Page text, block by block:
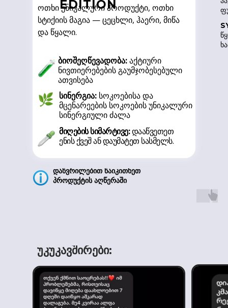
EDITION
ოთხი უნიკალური პროდუქტი, ოთხი
სტიქიის მაგია — ცეცხლი, ჰაერი, მიწა
და წყალი.
სინერგია: სოკოებისა და
მცენარეების სოკოების უნიკალური
სინერგიული ძალა
ბიოშეღწევადობა:აქტიური
ნივთიერებების გაუმჯობესებული
ათვისება
მიღების სიმარტივე:დააწვეთეთ
ენის ქვეშ ან დაუმატეთ სასმელს.
დაწვრილებით წაიკითხეთ
პროდუქტის აღწერაში
უკუკავშირები: